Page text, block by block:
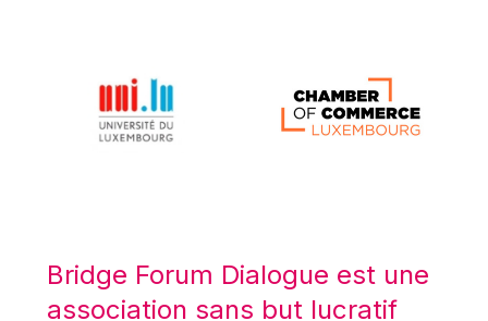
Lucas Papademos
Máire Geoghegan-Quinn
Mario Centeno
Mario Monti
Bridge Forum Dialogue est une
association sans but lucratif